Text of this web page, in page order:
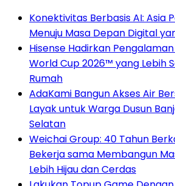
Konektivitas Berbasis AI: Asia
Menuju Masa Depan Digital
Hisense Hadirkan
World Cup 2026™ yang Lebih
Rumah
AdaKami Bangun Akses Air
Layak untuk Warga Dusun
Selatan
Weichai Group: 40 Tahun
Bekerja sama Membangun
Lebih Hijau dan Cerdas